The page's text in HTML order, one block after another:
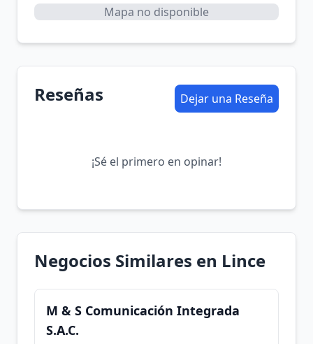
Mapa no disponible
Reseñas Dejar una Reseña
¡Sé el primero en opinar!
Negocios Similares en Lince
M & S Comunicación Integrada
S.A.C.